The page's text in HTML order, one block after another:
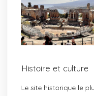
Histoire et culture
Le site historique le